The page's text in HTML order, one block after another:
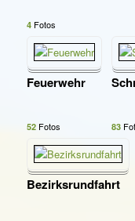
4Fotos
Feuerwehr
52Fotos 83
Bezirksrundfahrt